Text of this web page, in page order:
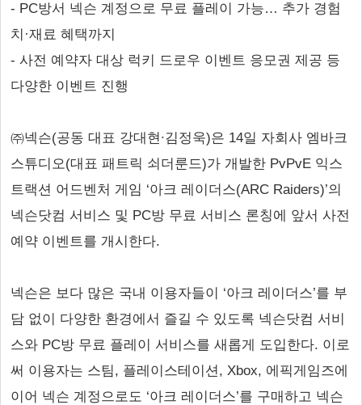
- PC방서 넥슨 계정으로 무료 플레이 가능… 추가 경험
치·재료 혜택까지
- 사전 예약자 대상 럭키 드로우 이벤트 응모권 제공 등
다양한 이벤트 진행
㈜넥슨(공동 대표 강대현∙김정욱)은 14일 자회사 엠바크
스튜디오(대표 패트릭 쇠더룬드)가 개발한 PvPvE 익스
트랙션 어드벤처 게임 ‘아크 레이더스(ARC Raiders)’의
넥슨닷컴 서비스 및 PC방 무료 서비스 론칭에 앞서 사전
예약 이벤트를 개시한다.
넥슨은 보다 많은 국내 이용자들이 ‘아크 레이더스’를 부
담 없이 다양한 환경에서 즐길 수 있도록 넥슨닷컴 서비
스와 PC방 무료 플레이 서비스를 새롭게 도입한다. 이로
써 이용자는 스팀, 플레이스테이션, Xbox, 에픽게임즈에
이어 넥슨 계정으로도 ‘아크 레이더스’를 구매하고 넥슨